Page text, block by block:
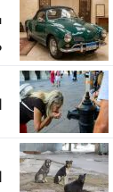
البناء
في موجات الحر
انطلاق
عون: تقدم
والأسرى